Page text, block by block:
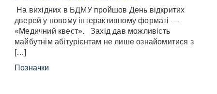
На вихідних в БДМУ пройшов День відкритих
дверей у новому інтерактивному форматі —
«Медичний квест». Захід дав можливість
майбутнім абітурієнтам не лише ознайомитися з
[…]
Позначки